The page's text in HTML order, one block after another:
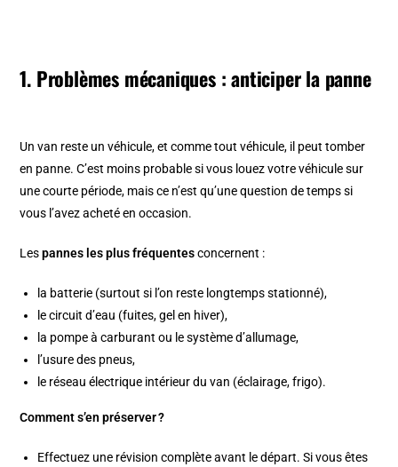
1. Problèmes mécaniques : anticiper la panne
Un van reste un véhicule, et comme tout véhicule, il peut tomber
en panne. C’est moins probable si vous louez votre véhicule sur
une courte période, mais ce n’est qu’une question de temps si
vous l’avez acheté en occasion.
Lespannes les plus fréquentesconcernent :
la batterie (surtout si l’on reste longtemps stationné),
le circuit d’eau (fuites, gel en hiver),
la pompe à carburant ou le système d’allumage,
l’usure des pneus,
le réseau électrique intérieur du van (éclairage, frigo).
Comment s’en préserver ?
Effectuez une révision complète avant le départ. Si vous êtes